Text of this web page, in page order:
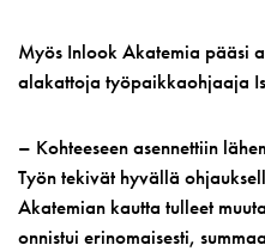
Myös Inlook Akatemia pääsi
alakattoja työpaikkaohjaaja
– Kohteeseen asennettiin
Työn tekivät hyvällä
Akatemian kautta tulleet
onnistui erinomaisesti,